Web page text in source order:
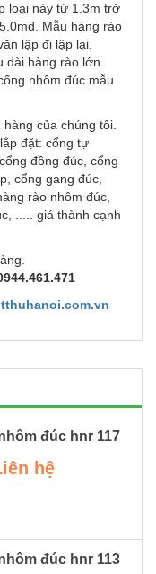
loại này từ 1.3m trở
Mẫu hàng rào
lập đi lập lại.
dài hàng rào lớn.
nhôm đúc mẫu
của chúng tôi.
đặt: cổng tự
đồng đúc, cổng
cổng gang đúc,
rào nhôm đúc,
..... giá thành cạnh
đúc hnr 117
hệ
đúc hnr 113